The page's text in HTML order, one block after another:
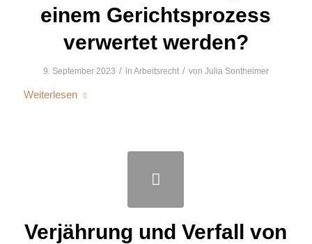
einem Gerichtsprozess
verwertet werden?
9. September 2023 / in Arbeitsrecht / von Julia Sontheimer
Weiterlesen
Verjährung und Verfall von